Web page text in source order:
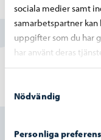
sociala medier samt
samarbetspartner
uppgifter som du har
har använt deras
Nödvändig
Personliga
Hittade du vad